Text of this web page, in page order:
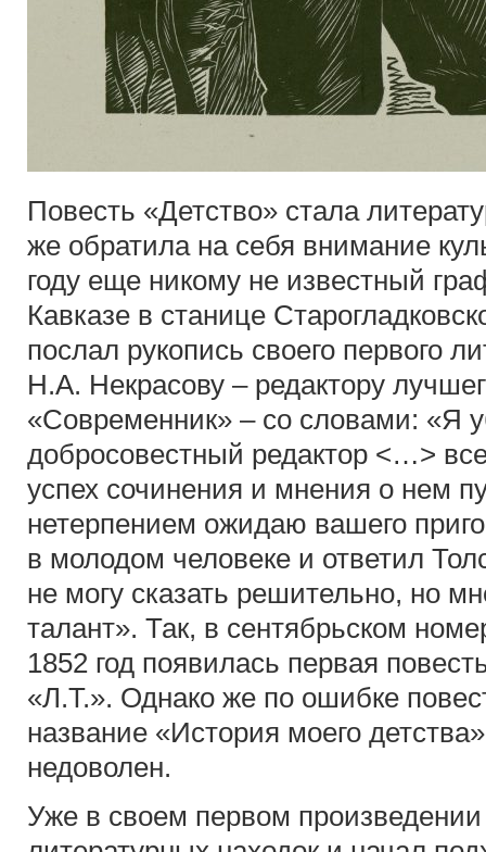
Повесть «Детство» стала
же обратила на себя внимание
году еще никому не известный
Кавказе в станице
послал рукопись своего первого
Н.А. Некрасову – редактору
«Современник» – со словами: «Я
добросовестный редактор <…>
успех сочинения и мнения о нем
нетерпением ожидаю вашего
в молодом человеке и ответил
не могу сказать решительно, но
талант». Так, в сентябрьском
1852 год появилась первая
«Л.Т.». Однако же по ошибке
название «История моего
недоволен.
Уже в своем первом